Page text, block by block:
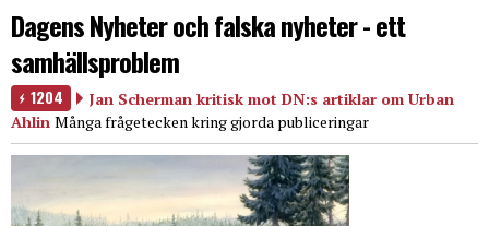
Dagens Nyheter och falska nyheter - ett
samhällsproblem
1204
Jan Scherman kritisk mot DN:s artiklar om Urban
Ahlin Många frågetecken kring gjorda publiceringar